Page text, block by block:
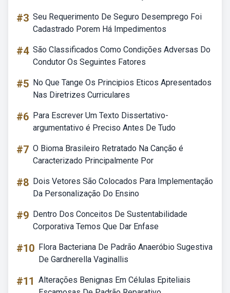
#3 Seu Requerimento De Seguro Desemprego Foi
Cadastrado Porem Há Impedimentos
#4 São Classificados Como Condições Adversas Do
Condutor Os Seguintes Fatores
#5 No Que Tange Os Principios Eticos Apresentados
Nas Diretrizes Curriculares
#6 Para Escrever Um Texto Dissertativo-
argumentativo é Preciso Antes De Tudo
#7 O Bioma Brasileiro Retratado Na Canção é
Caracterizado Principalmente Por
#8 Dois Vetores São Colocados Para Implementação
Da Personalização Do Ensino
#9 Dentro Dos Conceitos De Sustentabilidade
Corporativa Temos Que Dar Enfase
#10 Flora Bacteriana De Padrão Anaeróbio Sugestiva
De Gardnerella Vaginallis
#11 Alterações Benignas Em Células Epiteliais